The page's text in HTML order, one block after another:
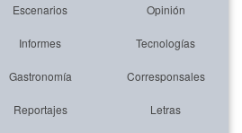
Escenarios Opinión
Informes Tecnologías
Gastronomía Corresponsales
Reportajes Letras